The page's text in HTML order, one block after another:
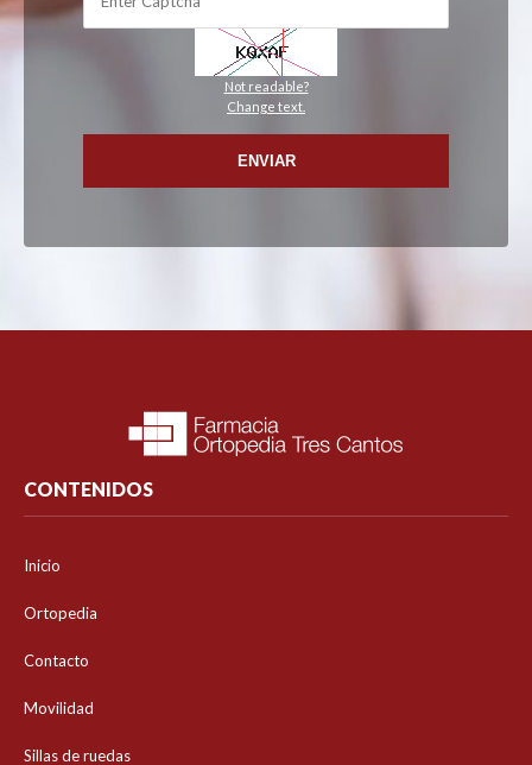
Not readable?
Change text.
ENVIAR
CONTENIDOS
Inicio
Ortopedia
Contacto
Movilidad
Sillas de ruedas